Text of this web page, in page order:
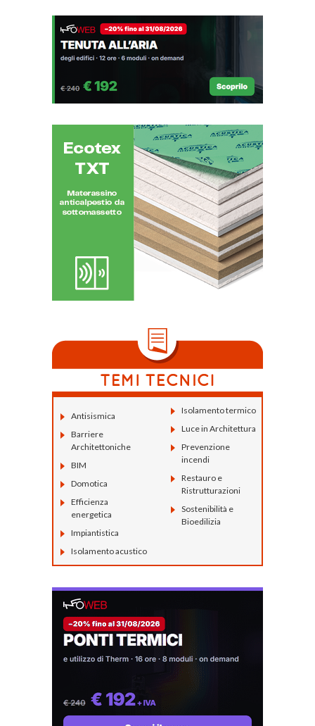
Antisismica
Barriere
Architettoniche
BIM
Domotica
Efficienza
energetica
Impiantistica
Isolamento acustico
Isolamento termico
Luce in Architettura
Prevenzione
incendi
Restauro e
Ristrutturazioni
Sostenibilità e
Bioedilizia